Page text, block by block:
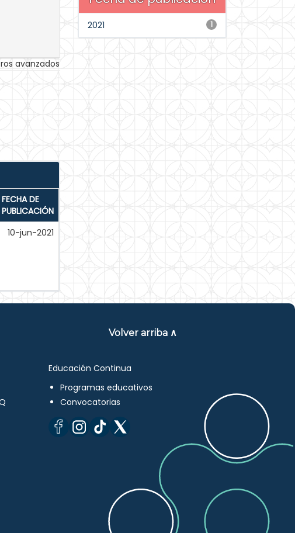
avanzados
FECHA DE
PUBLICACIÓN
10-jun-2021
1
2021
Volver arriba ∧
Educación Continua
Programas educativos
Convocatorias